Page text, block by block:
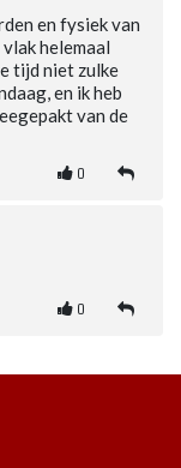
en fysiek van
helemaal
tijd niet zulke
en ik heb
van de
0
0